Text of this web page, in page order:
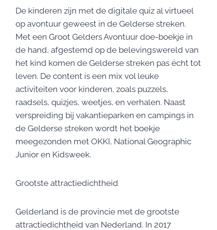
De kinderen zijn met de digitale quiz al virtueel
op avontuur geweest in de Gelderse streken.
Met een Groot Gelders Avontuur doe-boekje in
de hand, afgestemd op de belevingswereld van
het kind komen de Gelderse streken pas écht tot
leven. De content is een mix vol leuke
activiteiten voor kinderen, zoals puzzels,
raadsels, quizjes, weetjes, en verhalen. Naast
verspreiding bij vakantieparken en campings in
de Gelderse streken wordt het boekje
meegezonden met OKKI, National Geographic
Junior en Kidsweek.
Grootste attractiedichtheid
Gelderland is de provincie met de grootste
attractiedichtheid van Nederland. In 2017